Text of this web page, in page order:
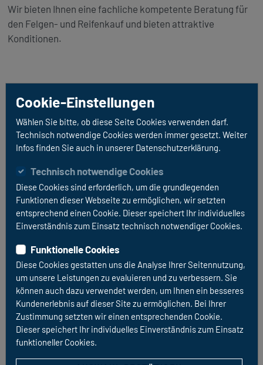
Wir bieten Ihnen eine fachliche kompetente Beratung für
den Felgen- und Reifenkauf und bieten attraktive
Konditionen.
Wir sind BORBET Vertriebspartner!
Cookie-Einstellungen
Wählen Sie bitte, ob diese Seite Cookies verwenden darf.
Technisch notwendige Cookies werden immer gesetzt. Weiter
Infos finden Sie auch in unserer Datenschutzerklärung.
Technisch notwendige Cookies
Diese Cookies sind erforderlich, um die grundlegenden
Funktionen dieser Webseite zu ermöglichen, wir setzten
entsprechend einen Cookie. Dieser speichert Ihr individuelles
Einverständnis zum Einsatz technisch notwendiger Cookies.
Funktionelle Cookies
Diese Cookies gestatten uns die Analyse Ihrer Seitennutzung,
um unsere Leistungen zu evaluieren und zu verbessern. Sie
können auch dazu verwendet werden, um Ihnen ein besseres
Kundenerlebnis auf dieser Site zu ermöglichen. Bei Ihrer
Zustimmung setzten wir einen entsprechenden Cookie.
Dieser speichert Ihr individuelles Einverständnis zum Einsatz
funktioneller Cookies.